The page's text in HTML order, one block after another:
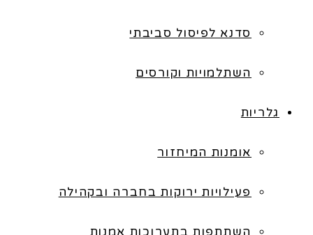
סדנא לפיסול סביבתי
השתלמויות וקורסים
גלריות
אומנות המיחזור
פעילויות ירוקות בחברה ובקהילה
השתתפות בתערוכות אמנות